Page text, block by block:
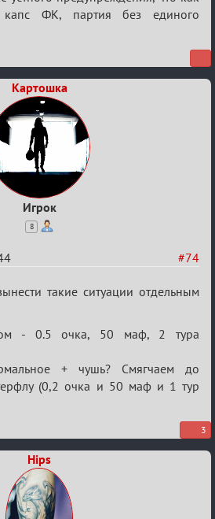
ФК, партия без единого
Картошка
Игрок
8
#74
такие ситуации отдельным
- 0.5 очка, 50 маф, 2 тура
+ чушь? Смягчаем до
(0,2 очка и 50 маф и 1 тур
3
Hips